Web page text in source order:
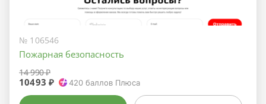
№ 106546
Пожарная безопасность
14 990 ₽
10493 ₽ 420 баллов Плюса